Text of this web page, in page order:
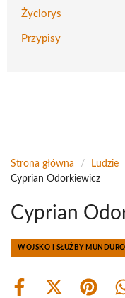
Życiorys
Przypisy
Strona główna / Ludzie
Cyprian Odorkiewicz
Cyprian
WOJSKO I SŁUŻBY
Share
Share Share